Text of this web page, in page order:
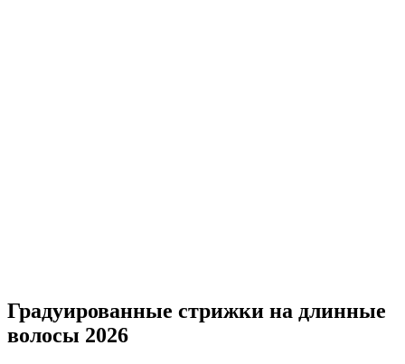
Градуированные стрижки на длинные
волосы 2026